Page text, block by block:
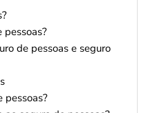
pessoas?
de pessoas e seguro
pessoas?